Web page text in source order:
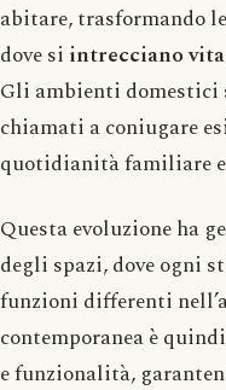
abitare, trasformando
dove si intrecciano
Gli ambienti
chiamati a coniugare
quotidianità familiare
Questa evoluzione ha
degli spazi, dove ogni
funzioni differenti
contemporanea è
e funzionalità,